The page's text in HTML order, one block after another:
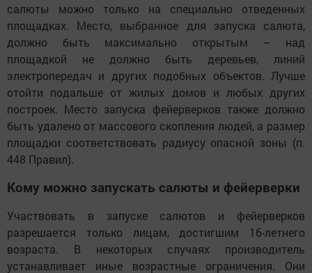
салюты можно только на специально отведенных
площадках. Место, выбранное для запуска салюта,
должно быть максимально открытым – над
площадкой не должно быть деревьев, линий
электропередач и других подобных объектов. Лучше
отойти подальше от жилых домов и любых других
построек. Место запуска фейерверков также должно
быть удалено от массового скопления людей, а размер
площадки соответствовать радиусу опасной зоны (п.
448 Правил).
Кому можно запускать салюты и фейерверки
Участвовать в запуске салютов и фейерверков
разрешается только лицам, достигшим 16-летнего
возраста. В некоторых случаях производитель
устанавливает иные возрастные ограничения. Они